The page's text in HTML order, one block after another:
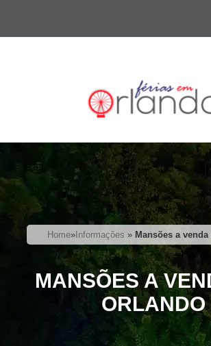
Home» Informações » Mansões a
MANSÕES A
ORLANDO